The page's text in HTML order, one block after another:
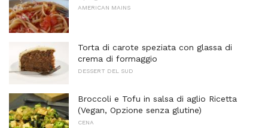
AMERICAN MAINS
Torta di carote speziata con glassa di
crema di formaggio
DESSERT DEL SUD
Broccoli e Tofu in salsa di aglio Ricetta
(Vegan, Opzione senza glutine)
CENA